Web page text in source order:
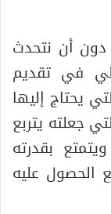
أن نتحدث
في تقديم
يحتاج إليها
جعلته يتربع
بقدرته
الحصول عليه